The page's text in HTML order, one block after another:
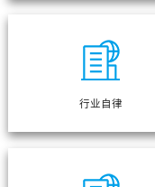
行业自律